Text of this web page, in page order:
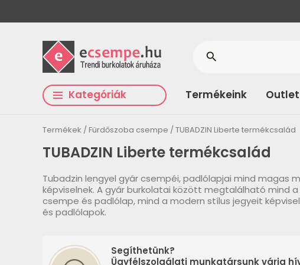
Kategóriák Termékeink
search
Termékek Fürdőszoba csempe TUBADZIN Liberte termékcsalád
TUBADZIN Liberte termékcsalád
Tubadzin lengyel gyár csempéi, padlólapjai mind magas
képviselnek. A gyár burkolatai között megtalálható mind a
csempe és padlólap, mind a modern stílus jegyeit
és padlólapok.
Segíthetünk?
Ügyfélszolgálati munkatársunk várja